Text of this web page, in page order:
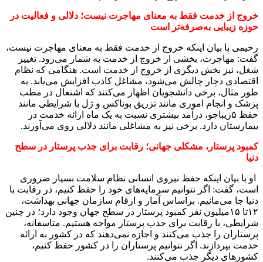
خروج از خدمت فقط به معنای مهاجرت نیست؛ دلالی و فعالیت در
حوزه زیبایی به‌صرفه‌تر است
رحیمی با بیان اینکه خروج از خدمت فقط به معنای مهاجرت نیست،
گفت: مهاجرت، بخشی از خروج از خدمت به‌ شمار می‌رود. تغییر
شغل، نیز بخش دیگری از خروج از خدمت است. هنگامی که نظام
اقتصادی دچار چالش می‌شود، مشاغل کاذب افزایش می‌یابد. به
طور مثال، برخی دانشجویان اظهار می‌کنند که اشتغال در مطب
پزشک و انجام اموری مانند تزریق بوتاکس و ژل با شرایطی مانند
حفظ ۵زیباجو، درآمد بیشتری نسبت به یک ماه ارائه خدمت در
بیمارستان دارد. برخی نیز به مشاغلی مانند دلالی روی می‌آورند.
کمبود پرستار، مشکلی جهانی؛ رقابت برای جذب پرستار در سطح
دنیا
او با بیان اینکه حفظ نیروی انسانی نظام سلامت بسیار ضروری
است، گفت: اگر نتوانیم سرمایه‌های خود را حفظ کنیم، در رقابت با
دنیا جا می‌مانیم. براساس آمار و ارقام سازمان جهانی بهداشت،
۱۲تا ۱۵میلیون نفر کمبود پرستار در سطح جهان وجود دارد؛ در چنین
شرایطی، با رقابت برای جذب پرستار مواجه هستیم. متاسفانه،
پرستاران را جذب می‌کنند و اجازه نمی‌دهند که در کشور به ارائه
خدمت بپردازند. اگر نتوانیم پرستاران را در کشور حفظ کنیم،
کشورهای دیگر جذب می‌کنند.